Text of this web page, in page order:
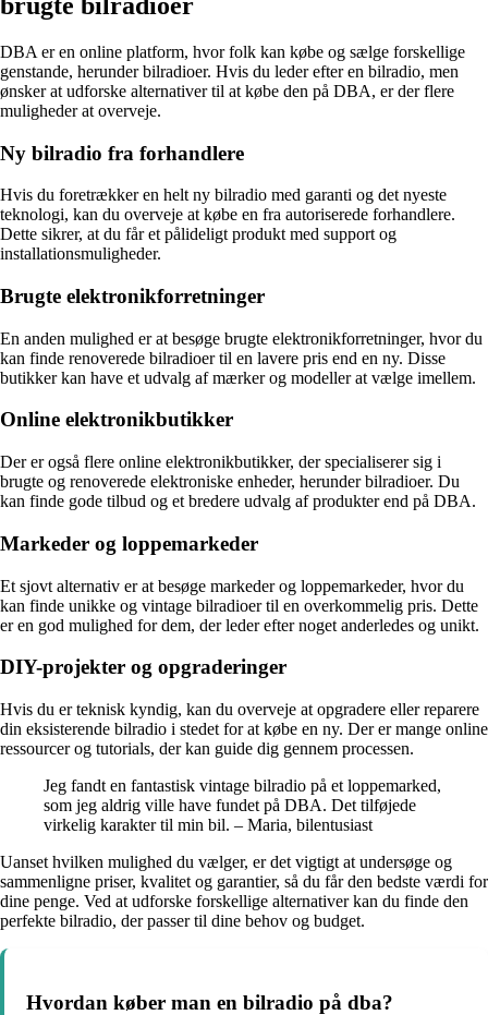
DBA er en online platform, hvor folk kan købe og sælge forskellige
genstande, herunder bilradioer. Hvis du leder efter en bilradio, men
ønsker at udforske alternativer til at købe den på DBA, er der flere
muligheder at overveje.
Ny bilradio fra forhandlere
Hvis du foretrækker en helt ny bilradio med garanti og det nyeste
teknologi, kan du overveje at købe en fra autoriserede forhandlere.
Dette sikrer, at du får et pålideligt produkt med support og
installationsmuligheder.
Brugte elektronikforretninger
En anden mulighed er at besøge brugte elektronikforretninger, hvor du
kan finde renoverede bilradioer til en lavere pris end en ny. Disse
butikker kan have et udvalg af mærker og modeller at vælge imellem.
Online elektronikbutikker
Der er også flere online elektronikbutikker, der specialiserer sig i
brugte og renoverede elektroniske enheder, herunder bilradioer. Du
kan finde gode tilbud og et bredere udvalg af produkter end på DBA.
Markeder og loppemarkeder
Et sjovt alternativ er at besøge markeder og loppemarkeder, hvor du
kan finde unikke og vintage bilradioer til en overkommelig pris. Dette
er en god mulighed for dem, der leder efter noget anderledes og unikt.
DIY-projekter og opgraderinger
Hvis du er teknisk kyndig, kan du overveje at opgradere eller reparere
din eksisterende bilradio i stedet for at købe en ny. Der er mange online
ressourcer og tutorials, der kan guide dig gennem processen.
Jeg fandt en fantastisk vintage bilradio på et loppemarked,
som jeg aldrig ville have fundet på DBA. Det tilføjede
virkelig karakter til min bil. – Maria, bilentusiast
Uanset hvilken mulighed du vælger, er det vigtigt at undersøge og
sammenligne priser, kvalitet og garantier, så du får den bedste værdi for
dine penge. Ved at udforske forskellige alternativer kan du finde den
perfekte bilradio, der passer til dine behov og budget.
Hvordan køber man en bilradio på dba?